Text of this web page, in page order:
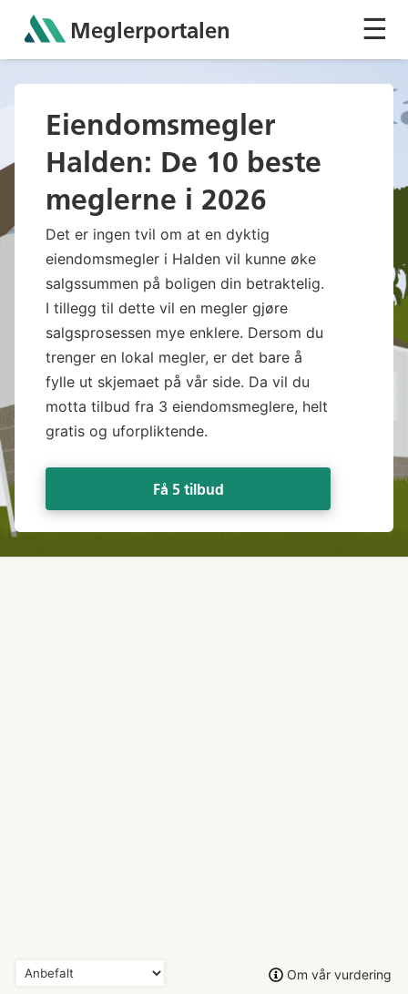
Meglerportalen ☰
Eiendomsmegler
Halden: De 10 beste
meglerne i 2026
Det er ingen tvil om at en dyktig
eiendomsmegler i Halden vil kunne øke
salgssummen på boligen din betraktelig.
I tillegg til dette vil en megler gjøre
salgsprosessen mye enklere. Dersom du
trenger en lokal megler, er det bare å
fylle ut skjemaet på vår side. Da vil du
motta tilbud fra 3 eiendomsmeglere, helt
gratis og uforpliktende.
Få 5 tilbud
Om vår vurdering